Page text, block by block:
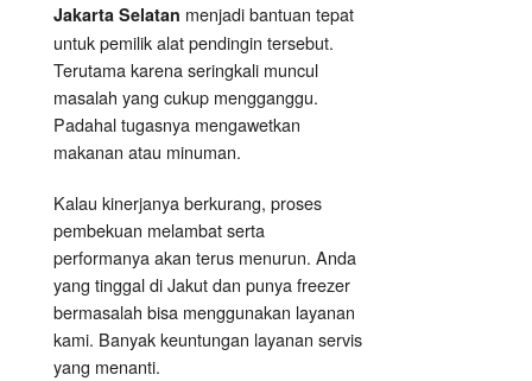
Jakarta Selatan menjadi bantuan tepat
untuk pemilik alat pendingin tersebut.
Terutama karena seringkali muncul
masalah yang cukup mengganggu.
Padahal tugasnya mengawetkan
makanan atau minuman.
Kalau kinerjanya berkurang, proses
pembekuan melambat serta
performanya akan terus menurun. Anda
yang tinggal di Jakut dan punya freezer
bermasalah bisa menggunakan layanan
kami. Banyak keuntungan layanan servis
yang menanti.